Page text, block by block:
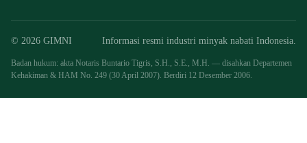
© 2026 GIMNI Informasi resmi industri minyak nabati Indonesia.
Badan hukum: akta Notaris Buntario Tigris, S.H., S.E., M.H. — disahkan Departemen
Kehakiman & HAM No. 249 (30 April 2007). Berdiri 12 Desember 2006.